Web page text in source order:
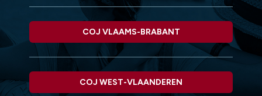
COJ VLAAMS-BRABANT
COJ WEST-VLAANDEREN